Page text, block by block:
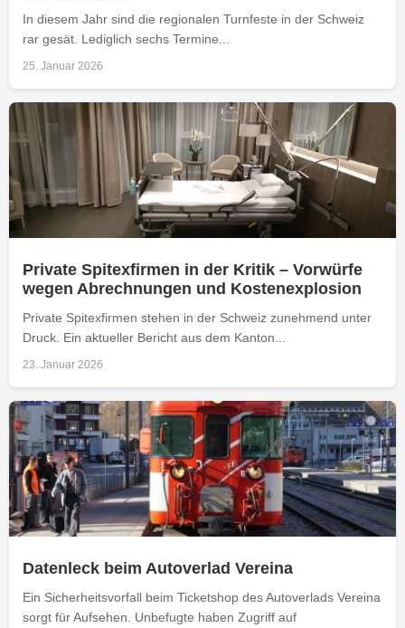
In diesem Jahr sind die regionalen Turnfeste in der Schweiz
rar gesät. Lediglich sechs Termine...
25. Januar 2026
Private Spitexfirmen in der Kritik – Vorwürfe
wegen Abrechnungen und Kostenexplosion
Private Spitexfirmen stehen in der Schweiz zunehmend unter
Druck. Ein aktueller Bericht aus dem Kanton...
23. Januar 2026
Datenleck beim Autoverlad Vereina
Ein Sicherheitsvorfall beim Ticketshop des Autoverlads Vereina
sorgt für Aufsehen. Unbefugte haben Zugriff auf